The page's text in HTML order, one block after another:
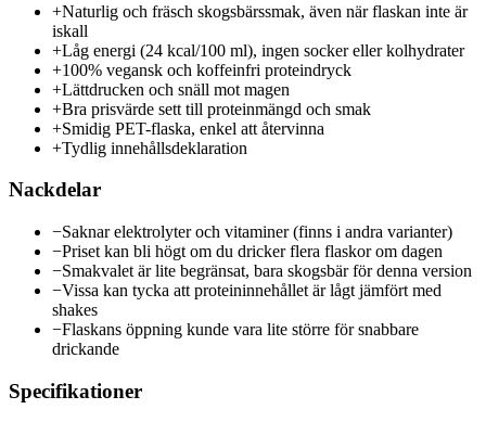
+Naturlig och fräsch skogsbärssmak, även när flaskan inte är
iskall
+Låg energi (24 kcal/100 ml), ingen socker eller kolhydrater
+100% vegansk och koffeinfri proteindryck
+Lättdrucken och snäll mot magen
+Bra prisvärde sett till proteinmängd och smak
+Smidig PET-flaska, enkel att återvinna
+Tydlig innehållsdeklaration
Nackdelar
−Saknar elektrolyter och vitaminer (finns i andra varianter)
−Priset kan bli högt om du dricker flera flaskor om dagen
−Smakvalet är lite begränsat, bara skogsbär för denna version
−Vissa kan tycka att proteininnehållet är lågt jämfört med
shakes
−Flaskans öppning kunde vara lite större för snabbare
drickande
Specifikationer